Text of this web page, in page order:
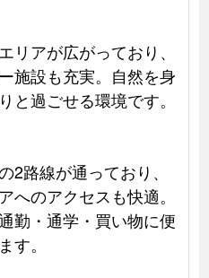
リアが広がっており、
施設も充実。自然を身
と過ごせる環境です。
2路線が通っており、
へのアクセスも快適。
勤・通学・買い物に便
す。